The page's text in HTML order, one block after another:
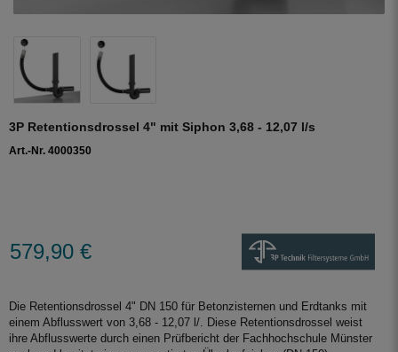
3P Retentionsdrossel 4" mit Siphon 3,68 - 12,07 l/s
Art.-Nr. 4000350
579,90 €
Die Retentionsdrossel 4" DN 150 für Betonzisternen und Erdtanks mit
einem Abflusswert von 3,68 - 12,07 l/. Diese Retentionsdrossel weist
ihre Abflusswerte durch einen Prüfbericht der Fachhochschule Münster